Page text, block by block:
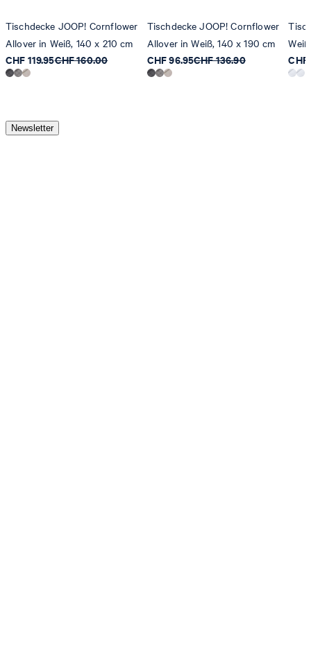
Tischdecke JOOP! Cornflower
Allover in Weiß, 140 x 210 cm
CHF 119.95CHF 160.00
Tischdecke JOOP! Cornflower
Allover in Weiß, 140 x 190 cm
CHF 96.95CHF 136.90
CHF
Newsletter